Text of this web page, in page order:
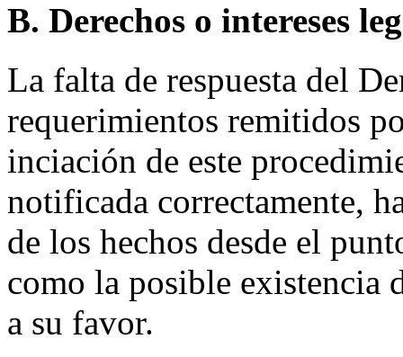
B. Derechos o intereses
La falta de respuesta del
requerimientos remitidos
inciación de este
notificada correctamente,
de los hechos desde el
como la posible existencia
a su favor.